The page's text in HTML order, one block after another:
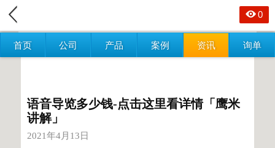
首页 公司 产品 案例 资讯 询单
0
语音导览多少钱-点击这里看详情「鹰米
讲解」
2021年4月13日